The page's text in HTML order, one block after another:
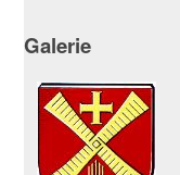
Galerie